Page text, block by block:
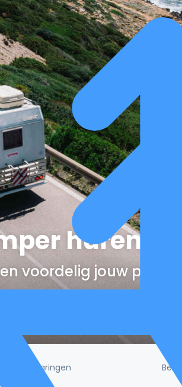
huren
voordelig jouw
ervaringen